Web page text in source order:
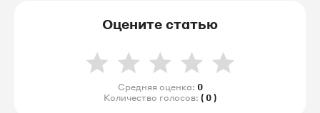
Оцените статью
Средняя оценка: 0
Количество голосов: ( 0 )